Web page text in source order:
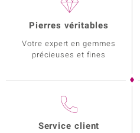
Pierres véritables
Votre expert en gemmes
précieuses et fines
Service client